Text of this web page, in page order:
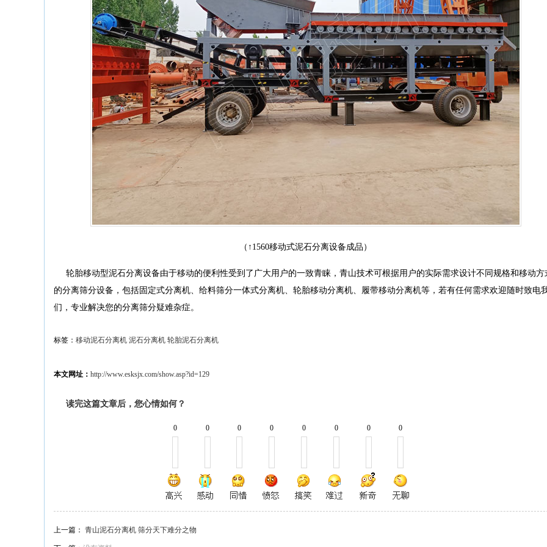
（↑1560移动式泥石分离设备成品）
轮胎移动型泥石分离设备由于移动的便利性受到了广大用户的一致青睐，青山技术可根据用户的实际需求设计不同规格和移动方
的分离筛分设备，包括固定式分离机、给料筛分一体式分离机、轮胎移动分离机、履带移动分离机等，若有任何需求欢迎随时致电
们，专业解决您的分离筛分疑难杂症。
标签： 移动泥石分离机 泥石分离机 轮胎泥石分离机
本文网址： http://www.esksjx.com/show.asp?id=129
读完这篇文章后，您心情如何？
0 0 0 0 0 0 0 0
上一篇： 青山泥石分离机 筛分天下难分之物